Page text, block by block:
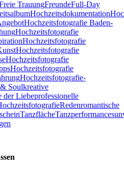
TrauungFreundeFull-Day
Hochzeitsdokumentation
Hochzeitsfotografie Baden-
Hochzeitsfotografie
Hochzeitsfotografie
Hochzeitsfotografie
Hochzeitsfotografie
Hochzeitsfotografie
Hochzeitsfotografie-
Soulkreative
der Liebeprofessionelle
Redenromantische
TanzflächeTanzperformances